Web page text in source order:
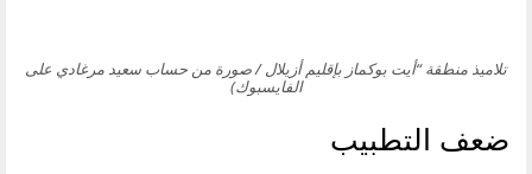
تلاميذ منطقة “أيت بوكماز بإقليم أزيلال / صورة من حساب سعيد مرغادي على
الفايسبوك)
ضعف التطبيب